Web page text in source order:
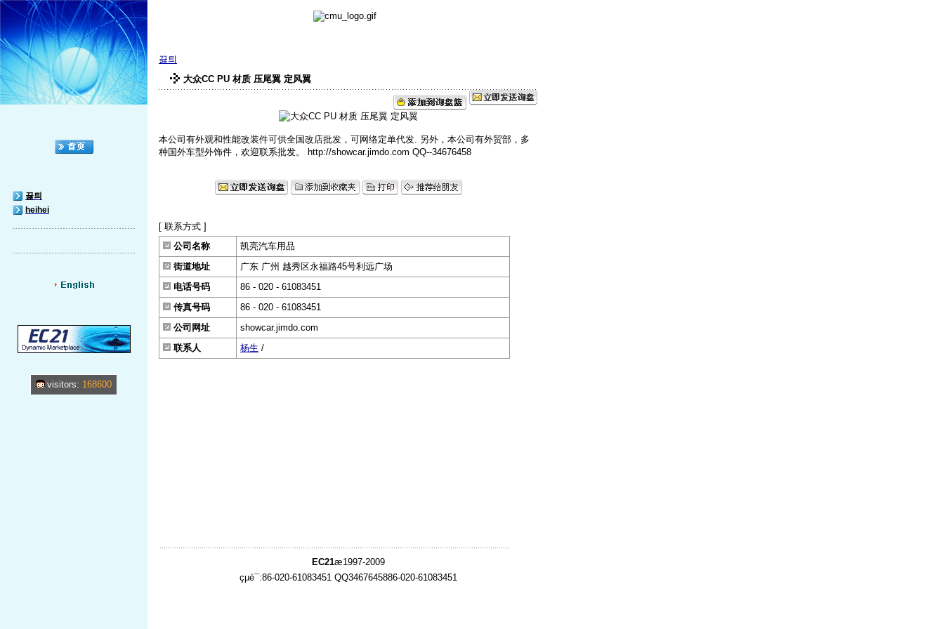
끓틔
heihei
visitors: 168600
끓틔
大众CC PU 材质 压尾翼 定风翼
本公司有外观和性能改装件可供全国改店批发，可网络定单代发. 另外，本公司有外贸部，多
种国外车型外饰件，欢迎联系批发。 http://showcar.jimdo.com QQ--34676458
[ 联系方式 ]
公司名称
凯亮汽车用品
街道地址
广东 广州 越秀区永福路45号利远广场
电话号码
86 - 020 - 61083451
传真号码
86 - 020 - 61083451
公司网址
showcar.jimdo.com
联系人
杨生 /
EC21æ1997-2009
çµè¯:86-020-61083451 QQ3467645886-020-61083451